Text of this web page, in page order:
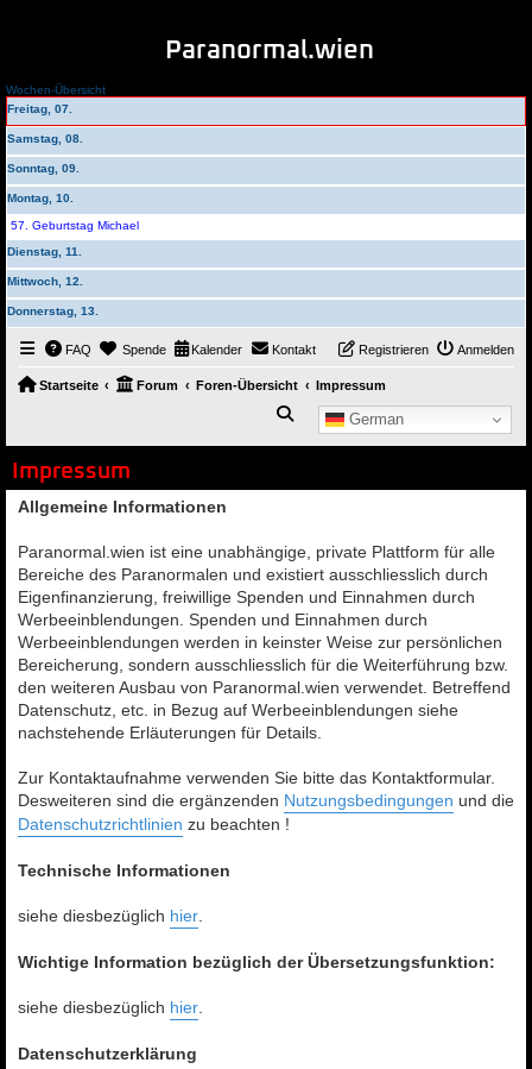
Paranormal.wien
Wochen-Übersicht
Freitag, 07.
Samstag, 08.
Sonntag, 09.
Montag, 10.
57. Geburtstag Michael
Dienstag, 11.
Mittwoch, 12.
Donnerstag, 13.
FAQ Spende Kalender Kontakt Anmelden
Registrieren
Startseite Forum Foren-Übersicht Impressum
German
Suche
Impressum
Allgemeine Informationen
Paranormal.wien ist eine unabhängige, private Plattform für alle
Bereiche des Paranormalen und existiert ausschliesslich durch
Eigenfinanzierung, freiwillige Spenden und Einnahmen durch
Werbeeinblendungen. Spenden und Einnahmen durch
Werbeeinblendungen werden in keinster Weise zur persönlichen
Bereicherung, sondern ausschliesslich für die Weiterführung bzw.
den weiteren Ausbau von Paranormal.wien verwendet. Betreffend
Datenschutz, etc. in Bezug auf Werbeeinblendungen siehe
nachstehende Erläuterungen für Details.
Zur Kontaktaufnahme verwenden Sie bitte das Kontaktformular.
Desweiteren sind die ergänzenden Nutzungsbedingungen und die
Datenschutzrichtlinien zu beachten !
Technische Informationen
siehe diesbezüglich hier.
Wichtige Information bezüglich der Übersetzungsfunktion:
siehe diesbezüglich hier.
Datenschutzerklärung